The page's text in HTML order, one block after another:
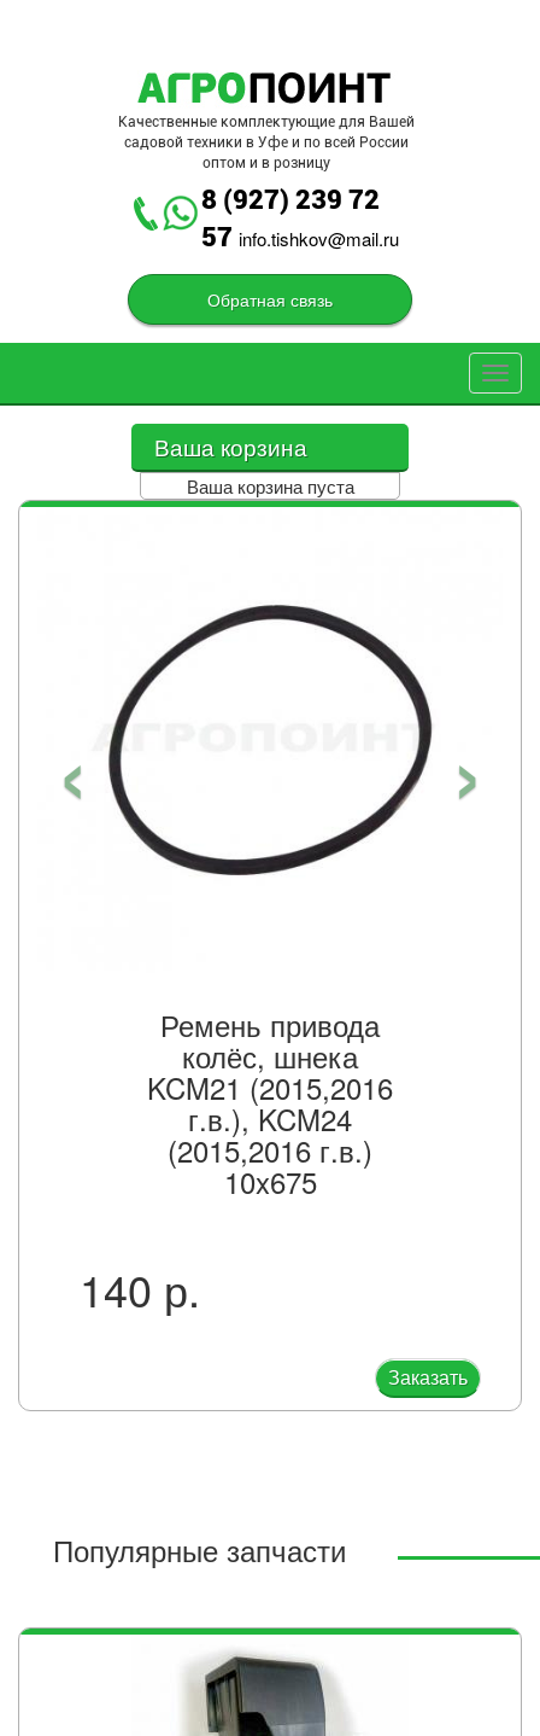
Качественные комплектующие для Вашей
садовой техники в Уфе и по всей России
оптом и в розницу
8 (927) 239 72
57 info.tishkov@mail.ru
Обратная связь
Ваша корзина
Ваша корзина пуста
‹ ›
Ремень привода
колёс, шнека
KCM21 (2015,2016
г.в.), KCM24
(2015,2016 г.в.)
10x675
140 р.
Заказать
Популярные запчасти